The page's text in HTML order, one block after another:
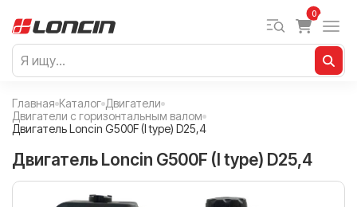
0
Главная Каталог Двигатели
Двигатели с горизонтальным валом
Двигатель Loncin G500F (I type) D25,4
Двигатель Loncin G500F (I type) D25,4